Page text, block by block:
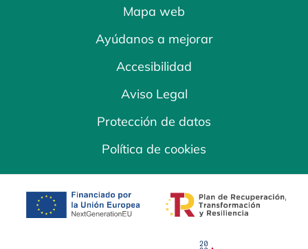
Mapa web
Ayúdanos a mejorar
Accesibilidad
Aviso Legal
Protección de datos
Política de cookies
se abre en una pestaña nuevase abre en una